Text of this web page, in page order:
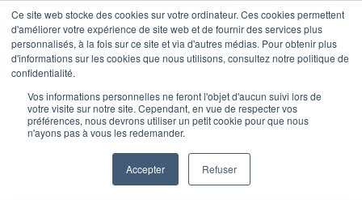
Ce site web stocke des cookies sur votre ordinateur. Ces cookies permettent
d'améliorer votre expérience de site web et de fournir des services plus
personnalisés, à la fois sur ce site et via d'autres médias. Pour obtenir plus
d'informations sur les cookies que nous utilisons, consultez notre politique de
confidentialité.
Vos informations personnelles ne feront l'objet d'aucun suivi lors de
votre visite sur notre site. Cependant, en vue de respecter vos
préférences, nous devrons utiliser un petit cookie pour que nous
n'ayons pas à vous les redemander.
Accepter Refuser
La grande discussion.
L'aventure du
premier roman